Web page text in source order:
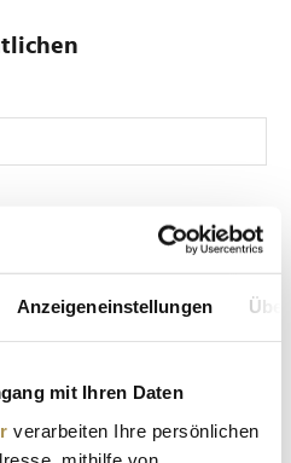
Anzeigeneinstellungen
mit Ihren Daten
verarbeiten Ihre persönlichen
*